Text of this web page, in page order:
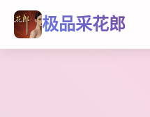
极品采花郎